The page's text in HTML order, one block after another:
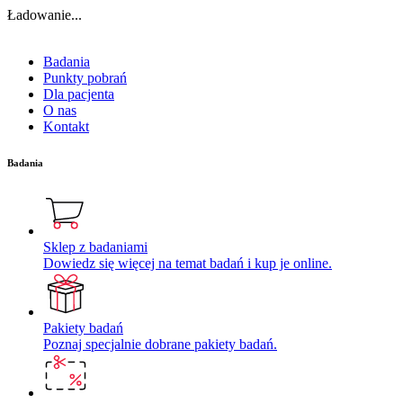
Ładowanie...
Badania
Punkty pobrań
Dla pacjenta
O nas
Kontakt
Badania
Sklep z badaniami
Dowiedz się więcej na temat badań i kup je online.
Pakiety badań
Poznaj specjalnie dobrane pakiety badań.